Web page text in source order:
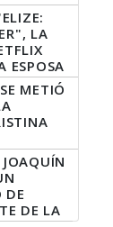
SER
LA
ESPOSA
METIÓ
DE
DE LA